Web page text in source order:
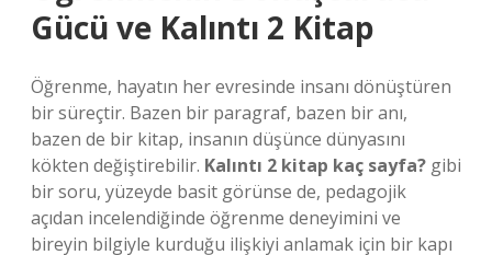
Gücü ve Kalıntı 2 Kitap
Öğrenme, hayatın her evresinde insanı dönüştüren
bir süreçtir. Bazen bir paragraf, bazen bir anı,
bazen de bir kitap, insanın düşünce dünyasını
kökten değiştirebilir. Kalıntı 2 kitap kaç sayfa? gibi
bir soru, yüzeyde basit görünse de, pedagojik
açıdan incelendiğinde öğrenme deneyimini ve
bireyin bilgiyle kurduğu ilişkiyi anlamak için bir kapı